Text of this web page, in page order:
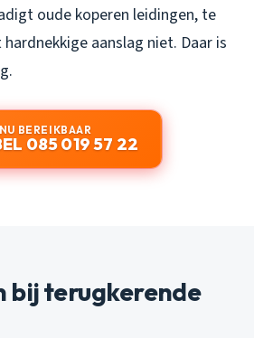
oude koperen leidingen, te
aanslag niet. Daar is
BEREIKBAAR
085 019 57 22
bij terugkerende